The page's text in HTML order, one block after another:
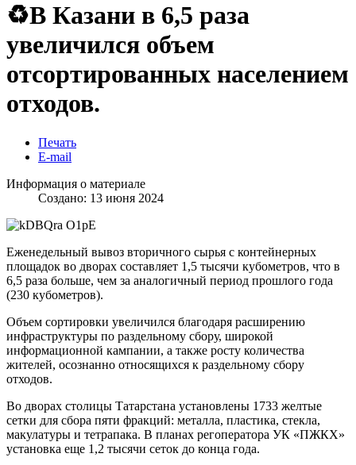
♻В Казани в 6,5 раза
увеличился объем
отсортированных населением
отходов.
Печать
E-mail
Информация о материале
Создано: 13 июня 2024
Еженедельный вывоз вторичного сырья с контейнерных
площадок во дворах составляет 1,5 тысячи кубометров, что в
6,5 раза больше, чем за аналогичный период прошлого года
(230 кубометров).
Объем сортировки увеличился благодаря расширению
инфраструктуры по раздельному сбору, широкой
информационной кампании, а также росту количества
жителей, осознанно относящихся к раздельному сбору
отходов.
Во дворах столицы Татарстана установлены 1733 желтые
сетки для сбора пяти фракций: металла, пластика, стекла,
макулатуры и тетрапака. В планах регоператора УК «ПЖКХ»
установка еще 1,2 тысячи сеток до конца года.